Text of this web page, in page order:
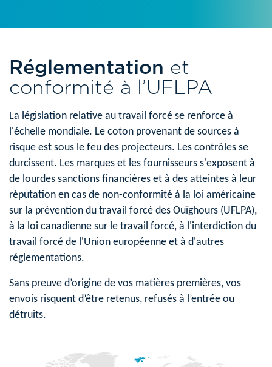
Réglementation et
conformité à l’UFLPA
La législation relative au travail forcé se renforce à
l'échelle mondiale. Le coton provenant de sources à
risque est sous le feu des projecteurs. Les contrôles se
durcissent. Les marques et les fournisseurs s'exposent à
de lourdes sanctions financières et à des atteintes à leur
réputation en cas de non-conformité à la loi américaine
sur la prévention du travail forcé des Ouïghours (UFLPA),
à la loi canadienne sur le travail forcé, à l'interdiction du
travail forcé de l'Union européenne et à d'autres
réglementations.
Sans preuve d’origine de vos matières premières, vos
envois risquent d’être retenus, refusés à l’entrée ou
détruits.